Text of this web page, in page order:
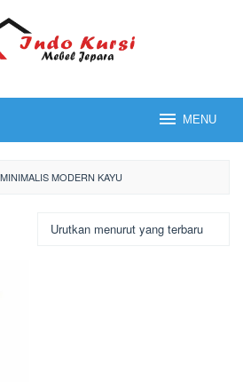
MENU
MODERN KAYU